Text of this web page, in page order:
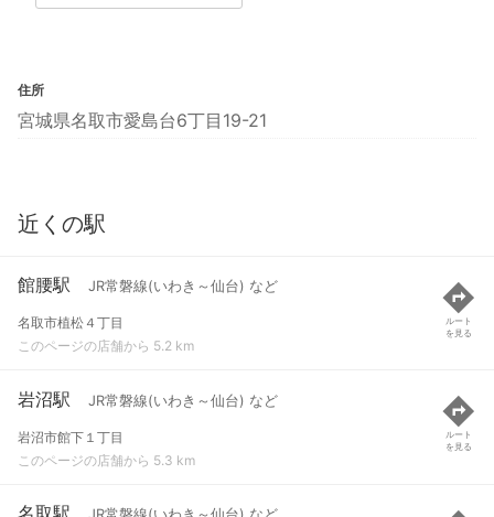
住所
宮城県名取市愛島台6丁目19-21
近くの駅
館腰駅 JR常磐線(いわき～仙台) など
名取市植松４丁目
このページの店舗から 5.2 km
ルート
を見る
岩沼駅 JR常磐線(いわき～仙台) など
岩沼市館下１丁目
このページの店舗から 5.3 km
ルート
を見る
名取駅